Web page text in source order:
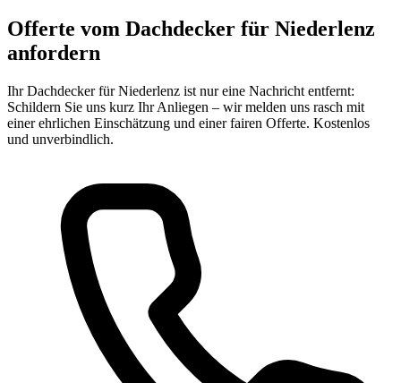
Offerte vom Dachdecker für Niederlenz
anfordern
Ihr Dachdecker für Niederlenz ist nur eine Nachricht entfernt:
Schildern Sie uns kurz Ihr Anliegen – wir melden uns rasch mit
einer ehrlichen Einschätzung und einer fairen Offerte. Kostenlos
und unverbindlich.